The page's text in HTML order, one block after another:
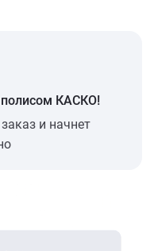
КАСКО!
и начнет